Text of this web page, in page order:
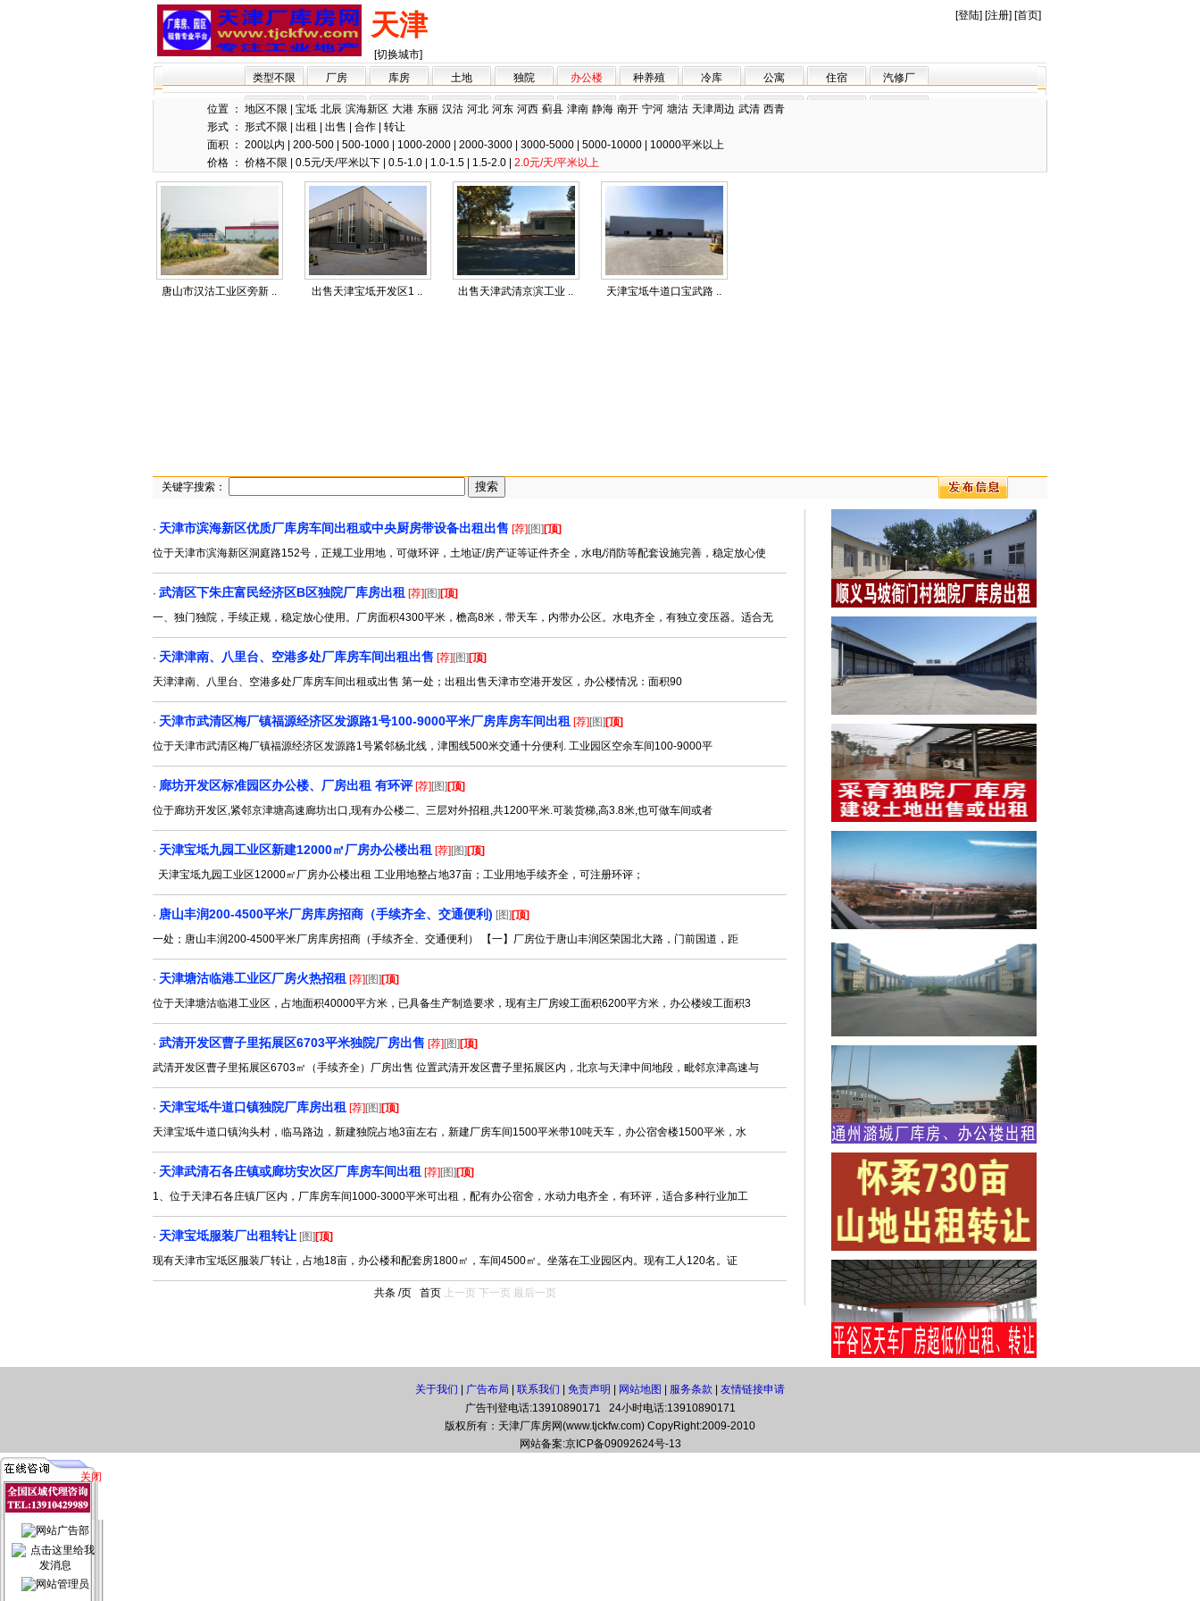
天津
[切换城市]
[登陆] [注册] [首页]
类型不限 厂房 库房 土地 独院 办公楼 种养殖 冷库 公寓 住宿 汽修厂
位置 ： 地区不限 宝坻 北辰 滨海新区 大港 东丽 汉沽 河北 河东 河西 蓟县 津南 静海 南开 宁河 塘沽 天津周边 武清 西青
形式 ： 形式不限 出租 出售 合作
转让
面积 ： 200以内 200-500 500-1000 1000-2000 2000-3000 3000-5000 5000-10000
10000平米以上
价格 ： 价格不限 0.5元/天/平米以下 0.5-1.0 1.0-1.5 1.5-2.0 2.0元/天/平米以上
唐山市汉沽工业区旁新 .. 出售天津宝坻开发区1 .. 出售天津武清京滨工业 .. 天津宝坻牛道口宝武路 ..
关键字搜索：
· 天津市滨海新区优质厂库房车间出租或中央厨房带设备出租出售 [荐] [图] [顶]
位于天津市滨海新区洞庭路152号，正规工业用地，可做环评，土地证/房产证等证件齐全，水电/消防等配套设施完善，稳定放心使
· 武清区下朱庄富民经济区B区独院厂库房出租 [荐] [图] [顶]
一、独门独院，手续正规，稳定放心使用。厂房面积4300平米，檐高8米，带天车，内带办公区。水电齐全，有独立变压器。适合无
· 天津津南、八里台、空港多处厂库房车间出租出售 [荐] [图] [顶]
天津津南、八里台、空港多处厂库房车间出租或出售 第一处；出租出售天津市空港开发区，办公楼情况：面积90
· 天津市武清区梅厂镇福源经济区发源路1号100-9000平米厂房库房车间出租 [荐] [图] [顶]
位于天津市武清区梅厂镇福源经济区发源路1号紧邻杨北线，津围线500米交通十分便利. 工业园区空余车间100-9000平
· 廊坊开发区标准园区办公楼、厂房出租 有环评 [荐] [图] [顶]
位于廊坊开发区,紧邻京津塘高速廊坊出口,现有办公楼二、三层对外招租,共1200平米.可装货梯,高3.8米,也可做车间或者
· 天津宝坻九园工业区新建12000㎡厂房办公楼出租 [荐] [图] [顶]
天津宝坻九园工业区12000㎡厂房办公楼出租 工业用地整占地37亩；工业用地手续齐全，可注册环评；
· 唐山丰润200-4500平米厂房库房招商（手续齐全、交通便利) [图] [顶]
一处；唐山丰润200-4500平米厂房库房招商（手续齐全、交通便利） 【一】厂房位于唐山丰润区荣国北大路，门前国道，距
· 天津塘沽临港工业区厂房火热招租 [荐] [图] [顶]
位于天津塘沽临港工业区，占地面积40000平方米，已具备生产制造要求，现有主厂房竣工面积6200平方米，办公楼竣工面积3
· 武清开发区曹子里拓展区6703平米独院厂房出售 [荐] [图] [顶]
武清开发区曹子里拓展区6703㎡（手续齐全）厂房出售 位置武清开发区曹子里拓展区内，北京与天津中间地段，毗邻京津高速与
· 天津宝坻牛道口镇独院厂库房出租 [荐] [图] [顶]
天津宝坻牛道口镇沟头村，临马路边，新建独院占地3亩左右，新建厂房车间1500平米带10吨天车，办公宿舍楼1500平米，水
· 天津武清石各庄镇或廊坊安次区厂库房车间出租 [荐] [图] [顶]
1、位于天津石各庄镇厂区内，厂库房车间1000-3000平米可出租，配有办公宿舍，水动力电齐全，有环评，适合多种行业加工
· 天津宝坻服装厂出租转让 [图] [顶]
现有天津市宝坻区服装厂转让，占地18亩，办公楼和配套房1800㎡，车间4500㎡。坐落在工业园区内。现有工人120名。证
共条 /页 首页 上一页 下一页 最后一页
关于我们 广告布局 联系我们 免责声明 网站地图 服务条款
友情链接申请
广告刊登电话:13910890171 24小时电话:13910890171
版权所有：天津厂库房网(www.tjckfw.com) CopyRight:2009-2010
网站备案:京ICP备09092624号-13
关闭